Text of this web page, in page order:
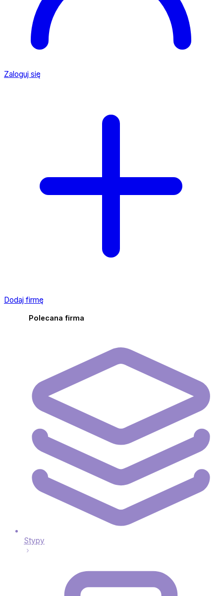
Zaloguj się
Dodaj firmę
Polecana firma
Stypy